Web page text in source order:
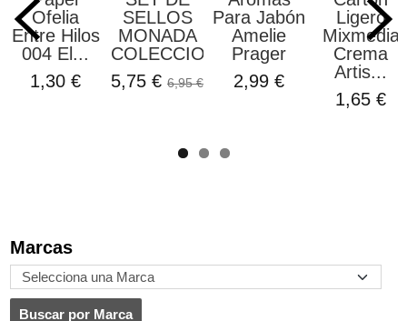
Marcas
Ofelia
Entre Hilos
004 El...
1,30 €
SELLOS
MONADA
COLECCION...
5,75 € 6,95 €
Para Jabón
Amelie
Prager
2,99 €
Ligero
Mixmedia
Crema
Artis...
1,65 €